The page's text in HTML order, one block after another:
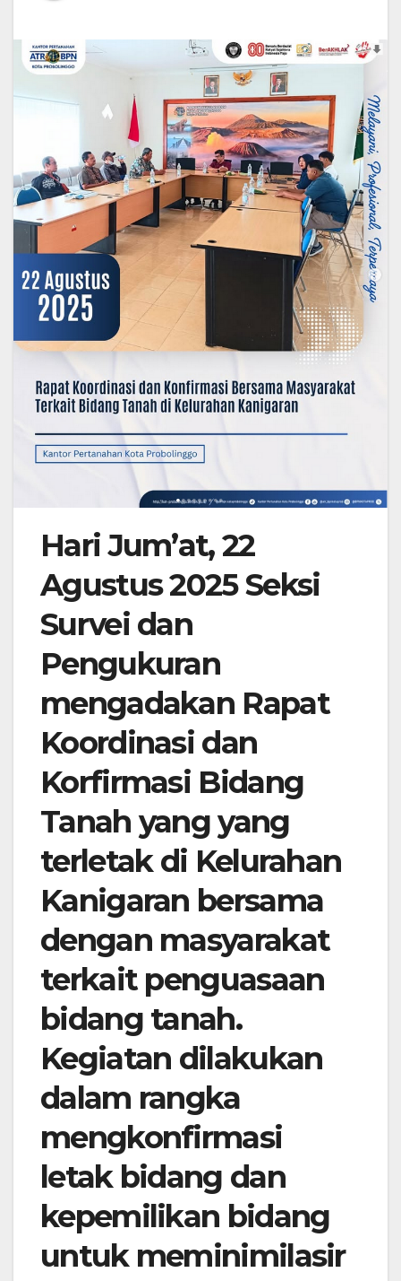
Hari Jum’at, 22
Agustus 2025 Seksi
Survei dan
Pengukuran
mengadakan Rapat
Koordinasi dan
Korfirmasi Bidang
Tanah yang yang
terletak di Kelurahan
Kanigaran bersama
dengan masyarakat
terkait penguasaan
bidang tanah.
Kegiatan dilakukan
dalam rangka
mengkonfirmasi
letak bidang dan
kepemilikan bidang
untuk meminimilasir